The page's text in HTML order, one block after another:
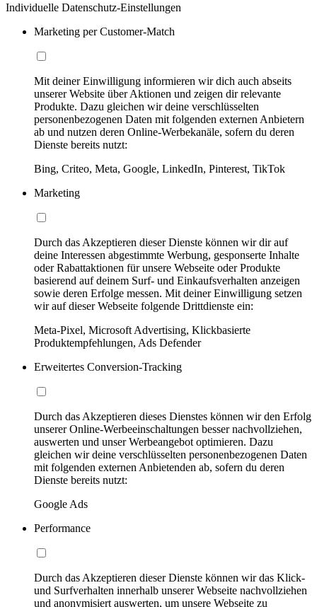
Individuelle Datenschutz-Einstellungen
Marketing per Customer-Match
Mit deiner Einwilligung informieren wir dich auch abseits
unserer Website über Aktionen und zeigen dir relevante
Produkte. Dazu gleichen wir deine verschlüsselten
personenbezogenen Daten mit folgenden externen Anbietern
ab und nutzen deren Online-Werbekanäle, sofern du deren
Dienste bereits nutzt:
Bing, Criteo, Meta, Google, LinkedIn, Pinterest, TikTok
Marketing
Durch das Akzeptieren dieser Dienste können wir dir auf
deine Interessen abgestimmte Werbung, gesponserte Inhalte
oder Rabattaktionen für unsere Webseite oder Produkte
basierend auf deinem Surf- und Einkaufsverhalten anzeigen
sowie deren Erfolge messen. Mit deiner Einwilligung setzen
wir auf dieser Webseite folgende Drittdienste ein:
Meta-Pixel, Microsoft Advertising, Klickbasierte
Produktempfehlungen, Ads Defender
Erweitertes Conversion-Tracking
Durch das Akzeptieren dieses Dienstes können wir den Erfolg
unserer Online-Werbeeinschaltungen besser nachvollziehen,
auswerten und unser Werbeangebot optimieren. Dazu
gleichen wir deine verschlüsselten personenbezogenen Daten
mit folgenden externen Anbietenden ab, sofern du deren
Dienste bereits nutzt:
Google Ads
Performance
Durch das Akzeptieren dieser Dienste können wir das Klick-
und Surfverhalten innerhalb unserer Webseite nachvollziehen
und anonymisiert auswerten, um unsere Webseite zu